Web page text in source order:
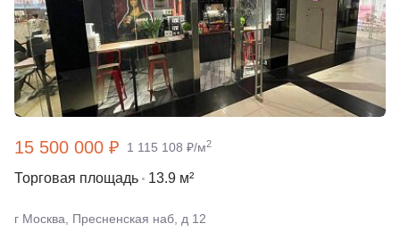
15 500 000 ₽ 1 115 108 ₽/м2
Торговая площадь 13.9 м²
г Москва, Пресненская наб, д 12